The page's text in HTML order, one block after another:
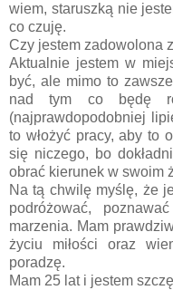
wiem, staruszką nie
co czuję.
Czy jestem zadowolona
Aktualnie jestem w
być, ale mimo to
nad tym co będę
(najprawdopodobniej
to włożyć pracy, aby to
się niczego, bo
obrać kierunek w swoim
Na tą chwilę myślę, że
podróżować,
marzenia. Mam
życiu miłości oraz
poradzę.
Mam 25 lat i jestem